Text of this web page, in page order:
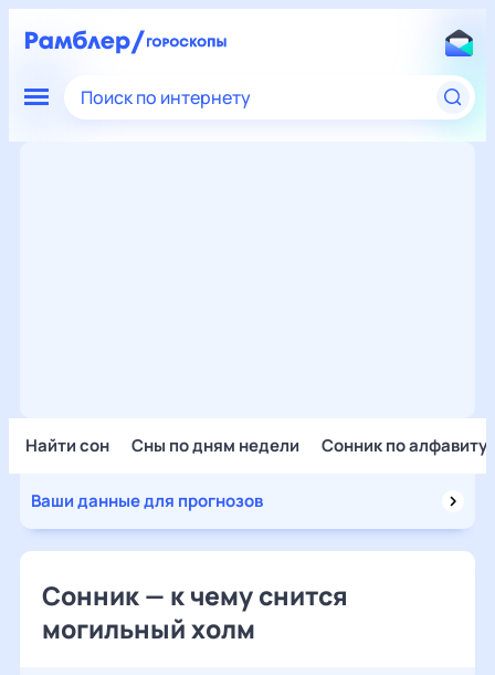
Поиск по интернету
Найти сон Сны по дням недели Сонник по алфавиту
Ваши данные для прогнозов
Сонник — к чему снится
могильный холм